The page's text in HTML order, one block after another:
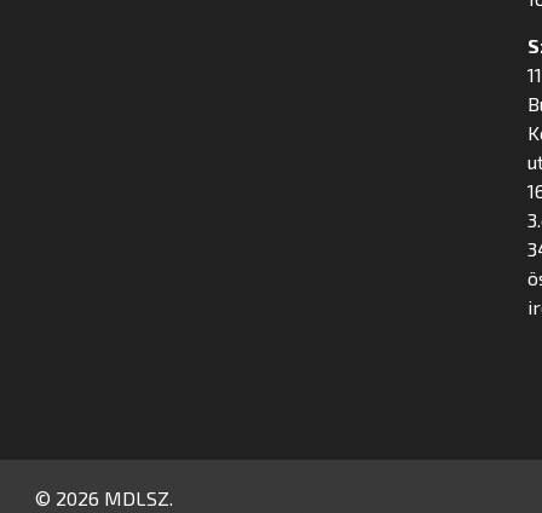
© 2026 MDLSZ.